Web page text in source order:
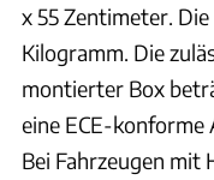
x 55 Zentimeter.
Kilogramm. Die
montierter Box
eine ECE-
Bei Fahrzeugen